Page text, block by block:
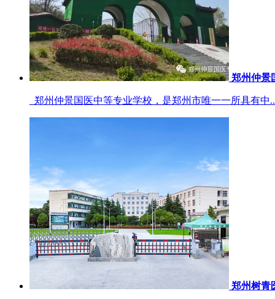
郑州仲景
郑州仲景国医中等专业学校，是郑州市唯一一所具有中
郑州树青